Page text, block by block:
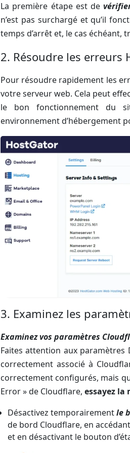
La première étape est de
n’est pas surchargé et qu’il
temps d’arrêt et, le cas échéant,
2. Résoudre les erreurs
Pour résoudre rapidement les
votre serveur web. Cela peut
le bon fonctionnement du
environnement d’hébergement
3. Examinez les
Examinez vos paramètres
Faites attention aux paramètres
correctement associé à
correctement configurés, mais
Error » de Cloudflare, essayez
Désactivez temporairementle
de bord Cloudflare, en
et en désactivant le bouton